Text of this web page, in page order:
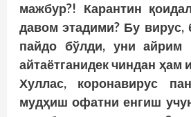
мажбур?! Карантин
давом этадими? Бу вирус,
пайдо бўлди, уни айрим
айтаётганидек чиндан ҳам
Хуллас, коронавирус
мудҳиш офатни енгиш